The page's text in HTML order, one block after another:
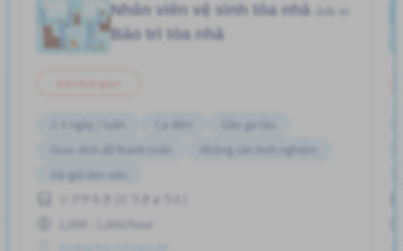
Nhân viên vệ sinh tòa nhà
Bảo trì tòa nhà
2-3 ngày / tuần
Gần ga tàu
Giao dịch đã thanh toán
Không cần kinh nghiệm
Vài giờ làm việc
シブヤえき (とうきょうと)
1,900 - 1,900/hour